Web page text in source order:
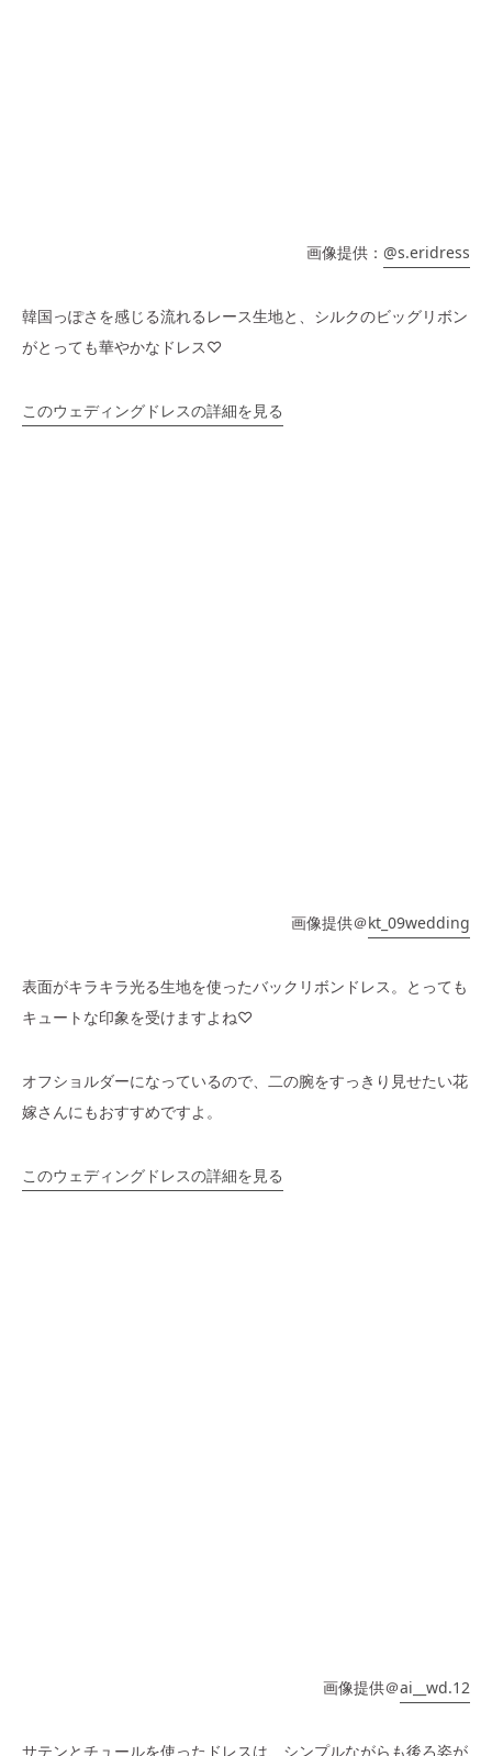
画像提供： @s.eridress
韓国っぽさを感じる流れるレース生地と、シルクのビッグリボン
がとっても華やかなドレス♡
このウェディングドレスの詳細を見る
画像提供＠kt_09wedding
表面がキラキラ光る生地を使ったバックリボンドレス。とっても
キュートな印象を受けますよね♡
オフショルダーになっているので、二の腕をすっきり見せたい花
嫁さんにもおすすめですよ。
このウェディングドレスの詳細を見る
画像提供＠ai__wd.12
サテンとチュールを使ったドレスは、シンプルながらも後ろ姿が